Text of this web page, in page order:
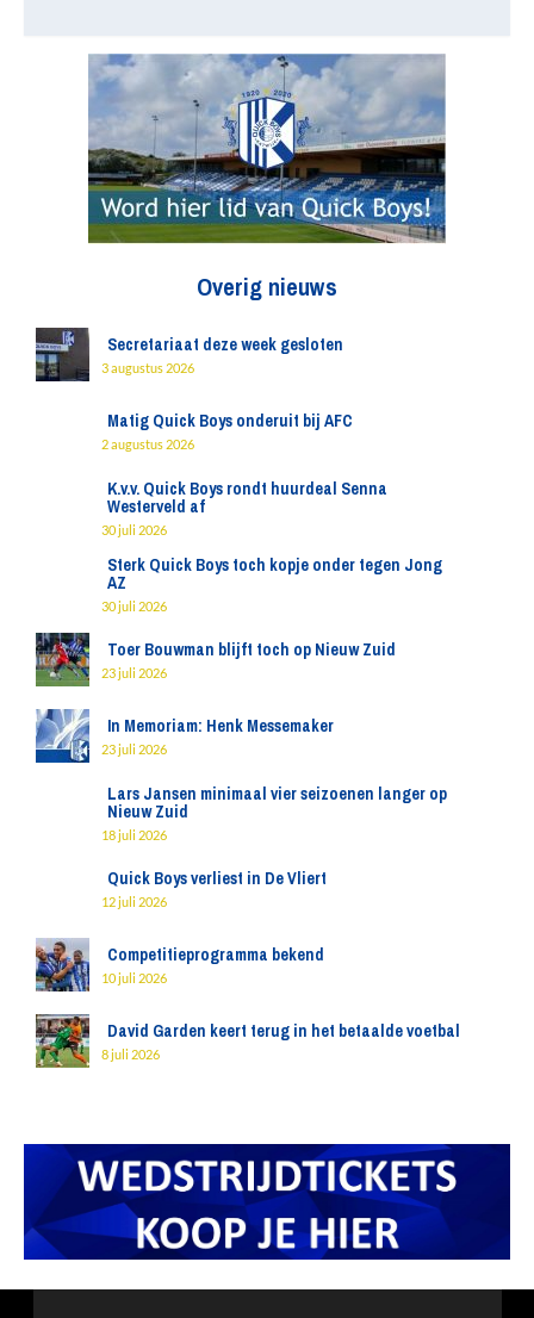
Overig nieuws
Secretariaat deze week gesloten
3 augustus 2026
Matig Quick Boys onderuit bij AFC
2 augustus 2026
K.v.v. Quick Boys rondt huurdeal Senna
Westerveld af
30 juli 2026
Sterk Quick Boys toch kopje onder tegen Jong
AZ
30 juli 2026
Toer Bouwman blijft toch op Nieuw Zuid
23 juli 2026
In Memoriam: Henk Messemaker
23 juli 2026
Lars Jansen minimaal vier seizoenen langer op
Nieuw Zuid
18 juli 2026
Quick Boys verliest in De Vliert
12 juli 2026
Competitieprogramma bekend
10 juli 2026
David Garden keert terug in het betaalde voetbal
8 juli 2026